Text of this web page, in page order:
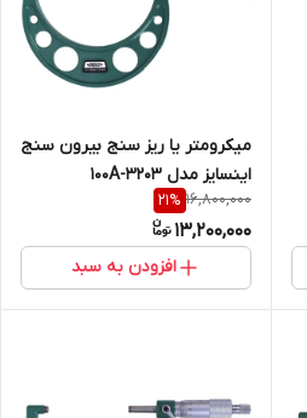
میکرومتر یا ریز سنج بیرون سنج
اینسایز مدل 100A-3203
16,800,000
21%
13,200,000
افزودن به سبد